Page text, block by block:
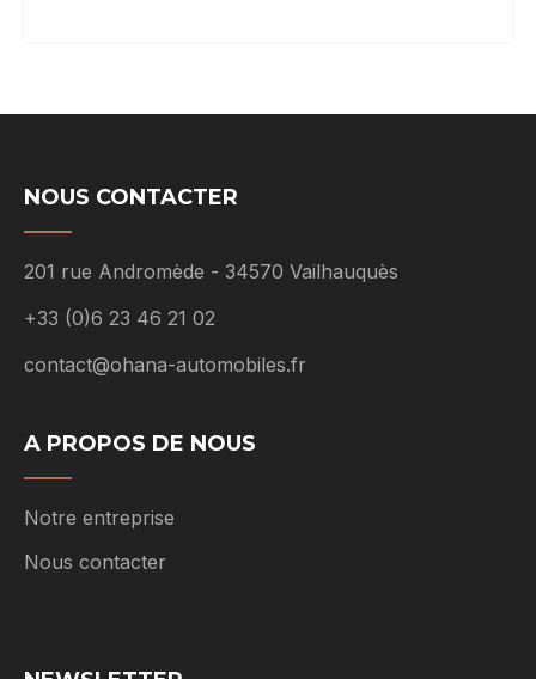
NOUS CONTACTER
201 rue Andromède - 34570 Vailhauquès
+33 (0)6 23 46 21 02
contact@ohana-automobiles.fr
A PROPOS DE NOUS
Notre entreprise
Nous contacter